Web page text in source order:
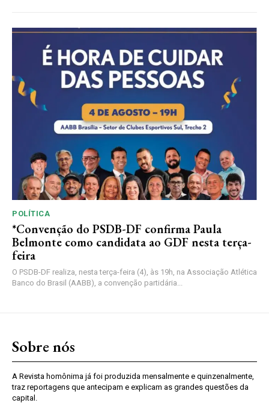
POLÍTICA
*Convenção do PSDB-DF confirma Paula
Belmonte como candidata ao GDF nesta terça-
feira
O PSDB-DF realiza, nesta terça-feira (4), às 19h, na Associação Atlética
Banco do Brasil (AABB), a convenção partidária...
Sobre nós
A Revista homônima já foi produzida mensalmente e quinzenalmente,
traz reportagens que antecipam e explicam as grandes questões da
capital.